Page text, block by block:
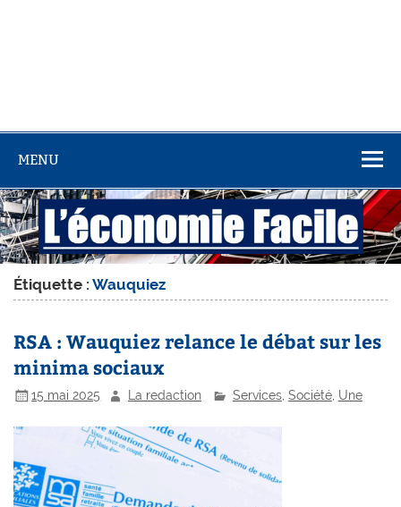
MENU
Étiquette :Wauquiez
RSA : Wauquiez relance le débat sur les
minima sociaux
15 mai 2025 La redaction Services, Société, Une